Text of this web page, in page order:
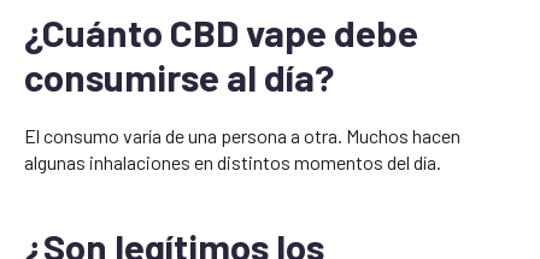
¿Cuánto CBD vape debe
consumirse al día?
El consumo varía de una persona a otra. Muchos hacen
algunas inhalaciones en distintos momentos del día.
¿Son legítimos los